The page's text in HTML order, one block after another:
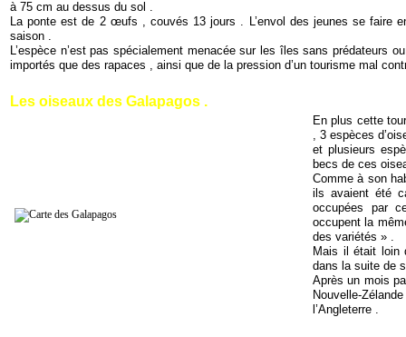
à 75 cm au dessus du sol .
La ponte est de 2 œufs , couvés 13 jours . L’envol des jeunes se faire
saison .
L’espèce n’est pas spécialement menacée sur les îles sans prédateurs
importés que des rapaces , ainsi que de la pression d’un tourisme mal
Les oiseaux des Galapagos .
En plus cette
, 3 espèces
et plusieurs
becs de ces
Comme à son
ils avaient été
occupées par
occupent la
des variétés » .
Mais il était loin
dans la suite de
Après un mois
Nouvelle-
l’Angleterre .